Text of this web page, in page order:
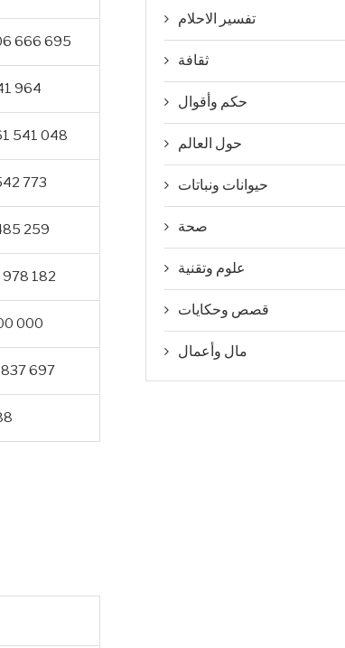
666 695
964
541 048
773
259
978 182
000
837 697
تفسير الاحلام
ثقافة
حكم وأقوال
حول العالم
حيوانات ونباتات
صحة
علوم وتقنية
قصص وحكايات
مال وأعمال